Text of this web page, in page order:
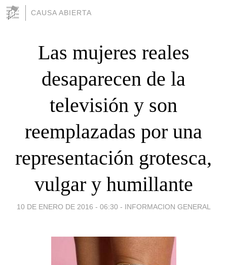
CAUSA ABIERTA
Las mujeres reales
desaparecen de la
televisión y son
reemplazadas por una
representación grotesca,
vulgar y humillante
10 DE ENERO DE 2016 - 06:30 - INFORMACION GENERAL